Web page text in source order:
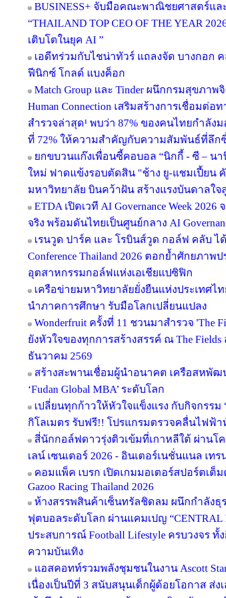
BUSINESS+ จับมือคณะพาณิชยศาสตร์แ
“THAILAND TOP CEO OF THE YEAR
เติบโตในยุค AI ”
เอดีทร่วมกับไชน่าทัวร์ แถลงจัด บางกอก
ฟีนิกซ์ โกลด์ แบงค็อก
Match Group และ Tinder ผนึกกรมสุขภา
Human Connection เสริมสร้างการเชื่อมต่อ
สำรวจล่าสุด¹ พบว่า 87% ของคนไทยกำลั
ที่ 72% ให้ความสำคัญกับความสัมพันธ์ที่ลึก
ยกขบวนแก๊งเพื่อนซี้คอบอล “นิกกี้ - ซี – นา
ใหม่ ฟาดแข้งรอบตัดสิน "ช้าง ยู-แชมเปี้ยน
มหาวิทยาลัย บินคว้าฝัน สร้างแรงบันดาลใ
ETDA เปิดเวที AI Governance Week
จริง พร้อมดันไทยเป็นศูนย์กลาง AI
เรนวูด ปาร์ค และ โรบินส์วูด กอล์ฟ คลับ ไ
Conference Thailand 2026 ตอกย้ำศักยภาพ
อุตสาหกรรมกอล์ฟแห่งเอเชียแปซิฟิก
เครือข่ายมหาวิทยาลัยยั่งยืนแห่งประเทศ
นำภาคการศึกษา รับมือโลกเปลี่ยนแปลง
Wonderfruit ครั้งที่ 11 ชวนมาสำรวจ 'The
ยังหัวใจของทุกการสร้างสรรค์ ณ The
ธันวาคม 2569
สร้างสะพานเชื่อมผู้นำอนาคต เครือสหพั
‘Fudan Global MBA’ ระดับโลก
เปลี่ยนทุกก้าวให้หัวใจแข็งแรง กับกิจกรรม
กิโลเมตร รับฟรี!! โปรแกรมตรวจคลื่นไฟฟ้า
สี่นักกอล์ฟดาวรุ่งติวเข้มที่เกาหลีใต้ ผ่านโค
เลน์ เซนเตอร์ 2026 - อินเตอร์เนชั่นแนล เท
คอมแพ็ค เบรก เปิดเกมมอเตอร์สปอร์ตเต็
Gazoo Racing Thailand 2026
ห้างสรรพสินค้าเซ็นทรัลชิดลม ผนึกกำลังธุ
ฟุตบอลระดับโลก ผ่านแคมเปญ “CENTRAL
ประสบการณ์ Football Lifestyle ครบวงจร
ความบันเทิง
แอสคอทท์รวมพลังชุมชนในงาน Ascott Star
เนื่องเป็นปีที่ 3 สนับสนุนเด็กผู้ด้อยโอกาส ส่